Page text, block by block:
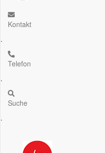
Kontakt
.
Telefon
.
Suche
.